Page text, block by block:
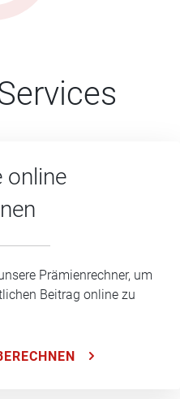
online
Prämienrechner, um
Beitrag online zu